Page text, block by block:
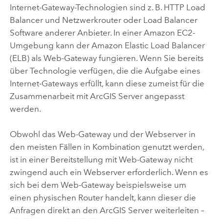
Internet-Gateway-Technologien sind z. B. HTTP Load
Balancer und Netzwerkrouter oder Load Balancer
Software anderer Anbieter. In einer Amazon EC2-
Umgebung kann der Amazon Elastic Load Balancer
(ELB) als Web-Gateway fungieren. Wenn Sie bereits
über Technologie verfügen, die die Aufgabe eines
Internet-Gateways erfüllt, kann diese zumeist für die
Zusammenarbeit mit ArcGIS Serverangepasst
werden.
Obwohl das Web-Gateway und der Webserver in
den meisten Fällen in Kombination genutzt werden,
ist in einer Bereitstellung mit Web-Gateway nicht
zwingend auch ein Webserver erforderlich. Wenn es
sich bei dem Web-Gateway beispielsweise um
einen physischen Router handelt, kann dieser die
Anfragen direkt an den ArcGIS Serverweiterleiten –